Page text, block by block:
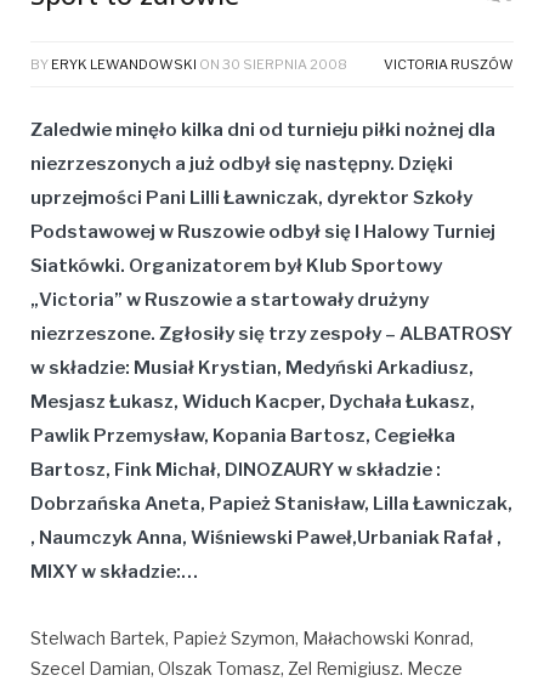
BY ERYK LEWANDOWSKI ON 30 SIERPNIA 2008 VICTORIA RUSZÓW
Zaledwie minęło kilka dni od turnieju piłki nożnej dla
niezrzeszonych a już odbył się następny. Dzięki
uprzejmości Pani Lilli Ławniczak, dyrektor Szkoły
Podstawowej w Ruszowie odbył się I Halowy Turniej
Siatkówki. Organizatorem był Klub Sportowy
„Victoria” w Ruszowie a startowały drużyny
niezrzeszone. Zgłosiły się trzy zespoły – ALBATROSY
w składzie: Musiał Krystian, Medyński Arkadiusz,
Mesjasz Łukasz, Widuch Kacper, Dychała Łukasz,
Pawlik Przemysław, Kopania Bartosz, Cegiełka
Bartosz, Fink Michał, DINOZAURY w składzie :
Dobrzańska Aneta, Papież Stanisław, Lilla Ławniczak,
, Naumczyk Anna, Wiśniewski Paweł,Urbaniak Rafał ,
MIXY w składzie:…
Stelwach Bartek, Papież Szymon, Małachowski Konrad,
Szecel Damian, Olszak Tomasz, Zel Remigiusz. Mecze